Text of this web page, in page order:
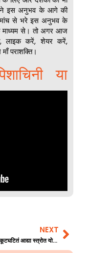
इस अनुभव के आगे की
से भरे इस अनुभव के
से। तो अगर आज
लाइक करें, शेयर करें,
पराशक्ति।
या
NEXT
श्रीककारकूटघटितं आद्या स्त्रोत योगिनी जाग्रत करने वाला